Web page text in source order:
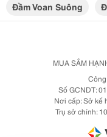
Đầm Voan Suông
MUA SẮM
Số GCNDT:
Nơi cấp: Sở kế
Trụ sở chính: